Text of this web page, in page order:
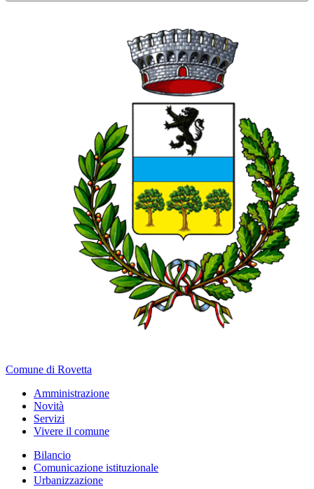
Comune di Rovetta
Amministrazione
Novità
Servizi
Vivere il comune
Bilancio
Comunicazione istituzionale
Urbanizzazione